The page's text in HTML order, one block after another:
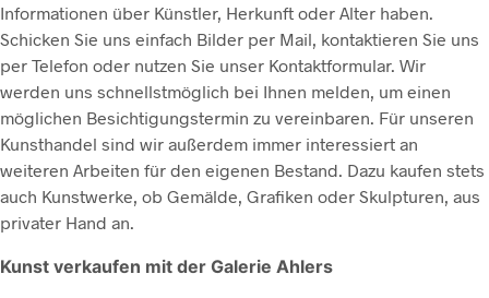
Informationen über Künstler, Herkunft oder Alter haben.
Schicken Sie uns einfach Bilder per Mail, kontaktieren Sie uns
per Telefon oder nutzen Sie unser Kontaktformular. Wir
werden uns schnellstmöglich bei Ihnen melden, um einen
möglichen Besichtigungstermin zu vereinbaren. Für unseren
Kunsthandel sind wir außerdem immer interessiert an
weiteren Arbeiten für den eigenen Bestand. Dazu kaufen stets
auch Kunstwerke, ob Gemälde, Grafiken oder Skulpturen, aus
privater Hand an.
Kunst verkaufen mit der Galerie Ahlers